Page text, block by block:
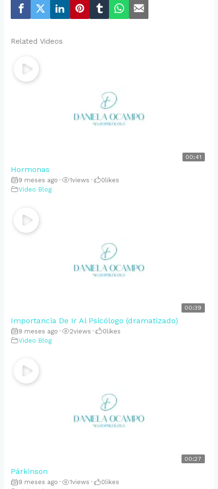
Related Videos
00:41
Hormonas
9 meses ago • 1views • 0 likes
Video Blog
00:39
Importancia De Ir Al Psicólogo (dramatizado)
9 meses ago • 2views • 0likes
Video Blog
00:27
Párkinson
9 meses ago • 1views • 0likes